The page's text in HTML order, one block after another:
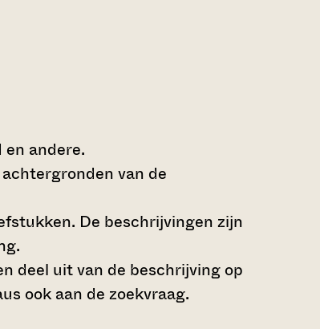
andere.
van de
De beschrijvingen zijn
deel uit van de beschrijving op
ook aan de zoekvraag.